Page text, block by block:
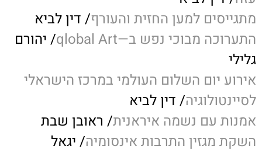
מתגייסים למען החזית והעורף/ דין לביא
התערוכה מבוכי נפש ב—qlobal Art
/ יהורם
גלילי
אירוע יום השלום העולמי במרכז הישראלי
לסיינטולוגיה/ דין לביא
אמנות עם נשמה איראנית/ ראובן שבת
השקת מגזין התרבות אינסומיה/ יגאל